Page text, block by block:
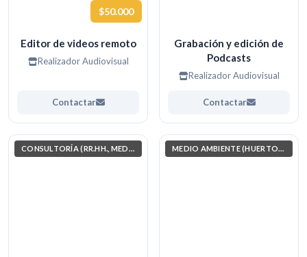
$50.000
Editor de videos remoto
Realizador Audiovisual
Contactar
Grabación y edición de
Podcasts
Realizador Audiovisual
Contactar
CONSULTORÍA (RR.HH., MEDIO AMBIENTE, INVESTIGACIÓN) MEDIO AMBIENTE (HUERTOS, JARDINERÍA, COSAS POR EL ESTILO)